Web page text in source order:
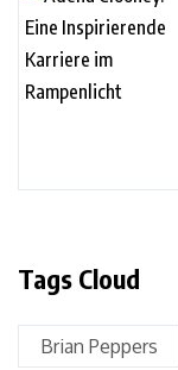
Tags Cloud
Brian Peppers